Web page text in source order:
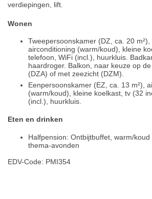
verdiepingen, lift.
Wonen
Tweepersoonskamer (DZ, ca. 20
airconditioning (warm/koud), kleine
telefoon, WiFi (incl.), huurkluis.
haardroger. Balkon, naar keuze op
(DZA) of met zeezicht (DZM).
Eenpersoonskamer (EZ, ca. 13 m²),
(warm/koud), kleine koelkast, tv (32
(incl.), huurkluis.
Eten en drinken
Halfpension: Ontbijtbuffet, warm/koud
thema-avonden
EDV-Code: PMI354